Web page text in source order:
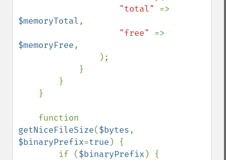
"total"
$memoryTotal,
"free"
$memoryFree,
getNiceFileSize($bytes
$binaryPrefix=true ) {
        if (
$binaryPrefix ) {